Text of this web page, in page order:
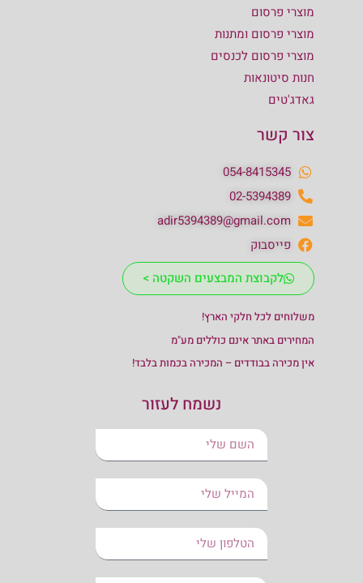
מוצרי פרסום
מוצרי פרסום ומתנות
מוצרי פרסום לכנסים
חנות סיטונאות
גאדג'טים
צור קשר
054-8415345
02-5394389
adir5394389@gmail.com
פייסבוק
לקבוצת המבצעים השקטה >
משלוחים לכל חלקי הארץ!
המחירים באתר אינם כוללים מע"מ
אין מכירה בבודדים – המכירה בכמות בלבד!
נשמח לעזור